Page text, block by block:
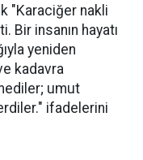
"Karaciğer nakli
insanın hayatı
yeniden
kadavra
umut
ifadelerini